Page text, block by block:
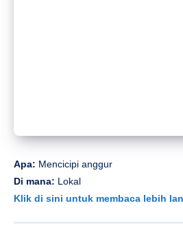
Apa: Mencicipi anggur
Di mana: Lokal
Klik di sini untuk membaca lebih